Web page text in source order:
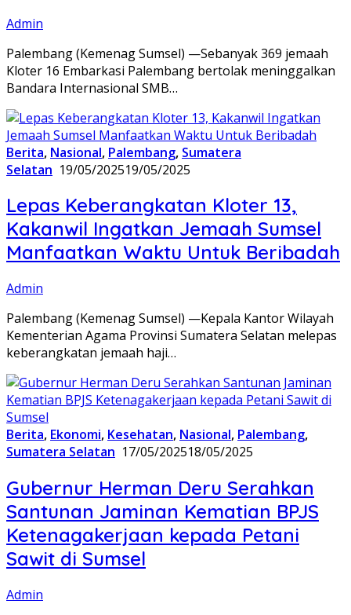
Admin
Palembang (Kemenag Sumsel) —Sebanyak 369 jemaah
Kloter 16 Embarkasi Palembang bertolak meninggalkan
Bandara Internasional SMB…
Berita, Nasional, Palembang, Sumatera
Selatan 19/05/202519/05/2025
Lepas Keberangkatan Kloter 13,
Kakanwil Ingatkan Jemaah Sumsel
Manfaatkan Waktu Untuk Beribadah
Admin
Palembang (Kemenag Sumsel) —Kepala Kantor Wilayah
Kementerian Agama Provinsi Sumatera Selatan melepas
keberangkatan jemaah haji…
Berita, Ekonomi, Kesehatan, Nasional, Palembang,
Sumatera Selatan 17/05/202518/05/2025
Gubernur Herman Deru Serahkan
Santunan Jaminan Kematian BPJS
Ketenagakerjaan kepada Petani
Sawit di Sumsel
Admin